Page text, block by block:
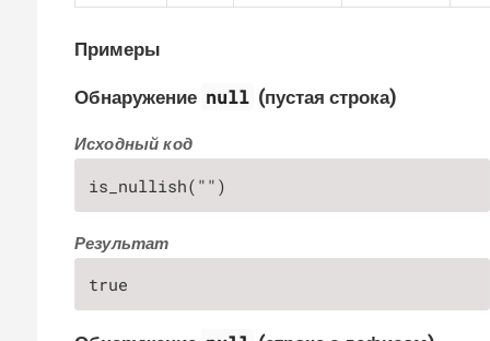
Примеры
Обнаружение null (пустая строка)
Исходный код
is_nullish("")
Результат
true